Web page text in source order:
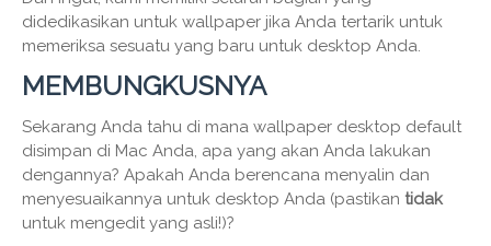
didedikasikan untuk wallpaper jika Anda tertarik untuk
memeriksa sesuatu yang baru untuk desktop Anda.
MEMBUNGKUSNYA
Sekarang Anda tahu di mana wallpaper desktop default
disimpan di Mac Anda, apa yang akan Anda lakukan
dengannya? Apakah Anda berencana menyalin dan
menyesuaikannya untuk desktop Anda (pastikan tidak
untuk mengedit yang asli!)?